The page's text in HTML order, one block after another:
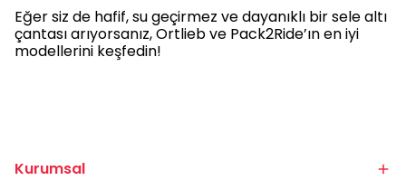
Eğer siz de hafif, su geçirmez ve dayanıklı bir sele altı
çantası arıyorsanız, Ortlieb ve Pack2Ride’ın en iyi
modellerini keşfedin!
Kurumsal